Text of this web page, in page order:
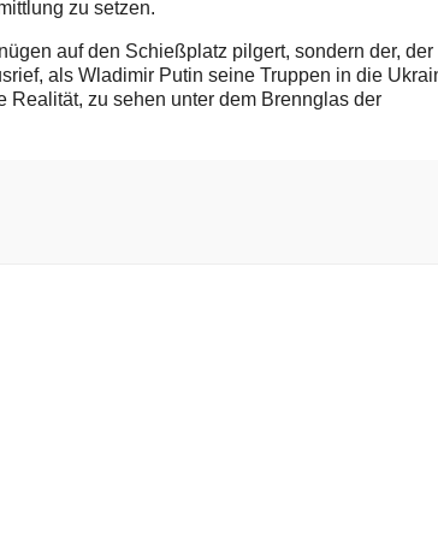
zu setzen.
auf den Schießplatz pilgert, sondern der,
als Wladimir Putin seine Truppen in die
Realität, zu sehen unter dem Brennglas der